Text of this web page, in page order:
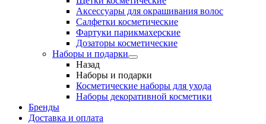
Аксессуары для окрашивания волос
Салфетки косметические
Фартуки парикмахерские
Дозаторы косметические
Наборы и подарки
Назад
Наборы и подарки
Косметические наборы для ухода
Наборы декоративной косметики
Бренды
Доставка и оплата